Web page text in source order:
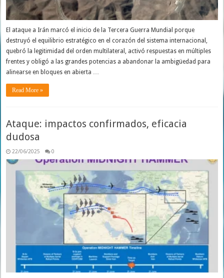
El ataque a Irán marcó el inicio de la Tercera Guerra Mundial porque
destruyó el equilibrio estratégico en el corazón del sistema internacional,
quebró la legitimidad del orden multilateral, activó respuestas en múltiples
frentes y obligó a las grandes potencias a abandonar la ambigüedad para
alinearse en bloques en abierta …
Read More »
Ataque: impactos confirmados, eficacia
dudosa
22/06/2025 0